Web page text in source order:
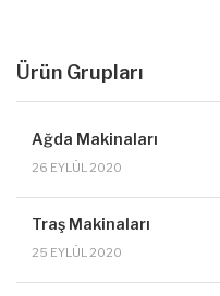
Ürün Grupları
Ağda Makinaları
26 EYLÜL 2020
Traş Makinaları
25 EYLÜL 2020